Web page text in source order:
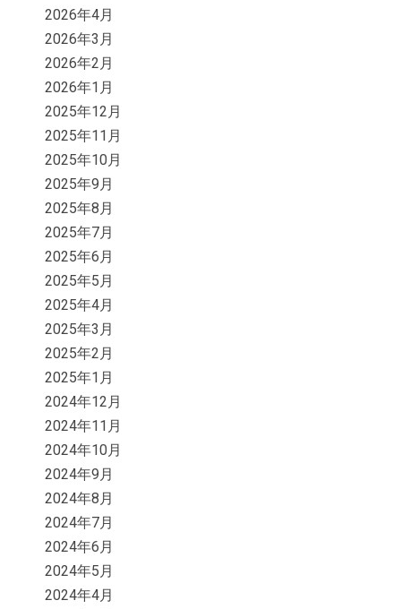
2026年4月
2026年3月
2026年2月
2026年1月
2025年12月
2025年11月
2025年10月
2025年9月
2025年8月
2025年7月
2025年6月
2025年5月
2025年4月
2025年3月
2025年2月
2025年1月
2024年12月
2024年11月
2024年10月
2024年9月
2024年8月
2024年7月
2024年6月
2024年5月
2024年4月